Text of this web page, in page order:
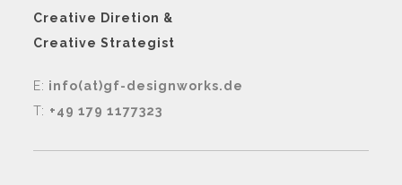
Creative Diretion &
Creative Strategist
E: info(at)gf-designworks.de
T: +49 179 1177323